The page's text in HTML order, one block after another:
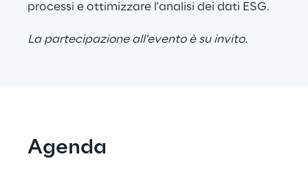
processi e ottimizzare l'analisi dei dati ESG.
La partecipazione all'evento è su invito.
Agenda